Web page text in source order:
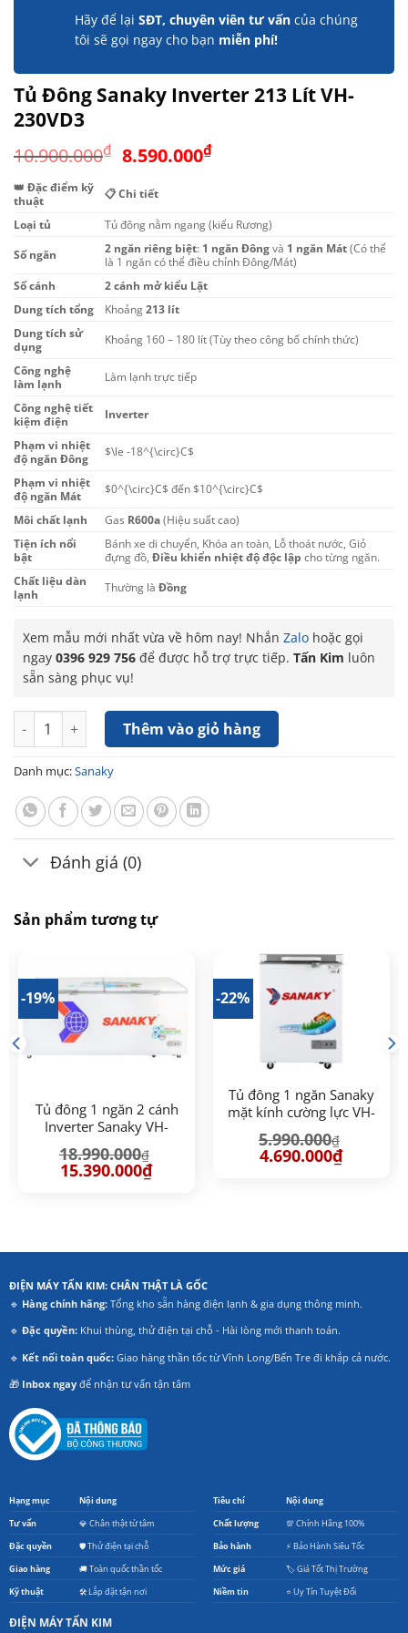
Hãy để lại SĐT, chuyên viên tư vấn của chúng
tôi sẽ gọi ngay cho bạn miễn phí!
Tủ Đông Sanaky Inverter 213 Lít VH-
230VD3
10.900.000₫ Giá
là:
10.900.000₫.
8.590.000₫Giá
là:
8.590.000₫.
👑 Đặc điểm kỹ
thuật
📋 Chi tiết
Loại tủ Tủ đông nằm ngang (kiểu Rương)
Số ngăn 2 ngăn riêng biệt: 1 ngăn Đôngvà 1 ngăn Mát(Có thể
là 1 ngăn có thể điều chỉnh Đông/Mát)
Số cánh
2 cánh mở kiểu Lật
Dung tích tổng
Khoảng213 lít
Dung tích sử
dụng
Khoảng 160 – 180 lít (Tùy theo công bố chính thức)
Công nghệ
làm lạnh
Làm lạnh trực tiếp
Công nghệ tiết
kiệm điện
Inverter
Phạm vi nhiệt
độ ngăn Đông
$\le -18^{\circ}C$
Phạm vi nhiệt
độ ngăn Mát
$0^{\circ}C$ đến$10^{\circ}C$
Môi chất lạnh Gas R600a(Hiệu suất cao)
Tiện ích nổi
bật
Bánh xe di chuyển, Khóa an toàn, Lỗ thoát nước, Giỏ
đựng đồ, Điều khiển nhiệt độ độc lập cho từng ngăn.
Chất liệu dàn
lạnh
Thường là Đồng
Xem mẫu mới nhất vừa về hôm nay! Nhắn Zalo hoặc gọi
ngay 0396 929 756 để được hỗ trợ trực tiếp. Tấn Kim luôn
sẵn sàng phục vụ!
Tủ Đông Sanaky Inverter 213 Lít VH-230VD3 số lượng
Thêm vào giỏ hàng
Danh mục:Sanaky
Đánh giá (0)
Sản phẩm tương tự
-19%
Tủ đông 1 ngăn 2 cánh
Inverter Sanaky VH-
18.990.000₫
Giá
gốc
15.390.000₫Giá
-22%
Tủ đông 1 ngăn Sanaky
mặt kính cường lực VH-
5.990.000₫
Giá
gốc
4.690.000₫Giá
ĐIỆN MÁY TẤN KIM: CHÂN THẬT LÀ GỐC
🔹 Hàng chính hãng:Tổng kho sẵn hàng điện lạnh & gia dụng thông minh.
🔹 Đặc quyền:Khui thùng, thử điện tại chỗ - Hài lòng mới thanh toán.
🔹 Kết nối toàn quốc:Giao hàng thần tốc từ Vĩnh Long/Bến Tre đi khắp cả nước.
🎁 Inbox ngayđể nhận tư vấn tận tâm
Hạng mục Nội dung
Tư vấn 💎 Chân thật từ tâm
Đặc quyền 🛡️ Thử điện tại chỗ
Giao hàng 🚚 Toàn quốc thần tốc
Kỹ thuật 🛠️ Lắp đặt tận nơi
Tiêu chí Nội dung
Chất lượng 💯 Chính Hãng 100%
Bảo hành ⚡ Bảo Hành Siêu Tốc
Mức giá 🏷️ Giá Tốt Thị Trường
Niềm tin ⭐ Uy Tín Tuyệt Đối
ĐIỆN MÁY TẤN KIM